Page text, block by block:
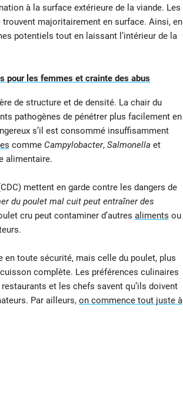
à la surface extérieure de la viande. Les
majoritairement en surface. Ainsi, en
potentiels tout en laissant l’intérieur de la
pour les femmes et crainte des abus
de structure et de densité. La chair du
pathogènes de pénétrer plus facilement en
s’il est consommé insuffisamment
comme Campylobacter, Salmonella et
alimentaire.
mettent en garde contre les dangers de
du poulet mal cuit peut entraîner des
cru peut contaminer d’autres aliments ou
toute sécurité, mais celle du poulet, plus
complète. Les préférences culinaires
et les chefs savent qu’ils doivent
Par ailleurs, on commence tout juste à